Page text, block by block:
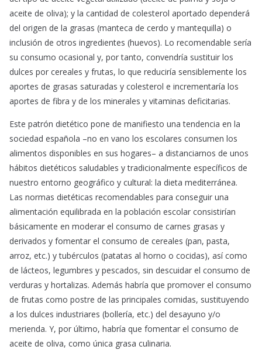
aceite de oliva); y la cantidad de colesterol aportado dependerá
del origen de la grasas (manteca de cerdo y mantequilla) o
inclusión de otros ingredientes (huevos). Lo recomendable sería
su consumo ocasional y, por tanto, convendría sustituir los
dulces por cereales y frutas, lo que reduciría sensiblemente los
aportes de grasas saturadas y colesterol e incrementaría los
aportes de fibra y de los minerales y vitaminas deficitarias.
Este patrón dietético pone de manifiesto una tendencia en la
sociedad española –no en vano los escolares consumen los
alimentos disponibles en sus hogares– a distanciarnos de unos
hábitos dietéticos saludables y tradicionalmente específicos de
nuestro entorno geográfico y cultural: la dieta mediterránea.
Las normas dietéticas recomendables para conseguir una
alimentación equilibrada en la población escolar consistirían
básicamente en moderar el consumo de carnes grasas y
derivados y fomentar el consumo de cereales (pan, pasta,
arroz, etc.) y tubérculos (patatas al horno o cocidas), así como
de lácteos, legumbres y pescados, sin descuidar el consumo de
verduras y hortalizas. Además habría que promover el consumo
de frutas como postre de las principales comidas, sustituyendo
a los dulces industriares (bollería, etc.) del desayuno y/o
merienda. Y, por último, habría que fomentar el consumo de
aceite de oliva, como única grasa culinaria.